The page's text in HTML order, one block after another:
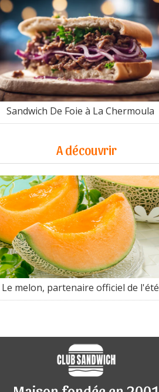
Sandwich De Foie à La Chermoula
A découvrir
Le melon, partenaire officiel de l'été